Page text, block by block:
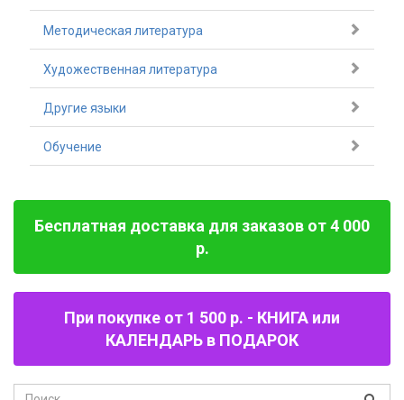
Методическая литература
Художественная литература
Другие языки
Обучение
Бесплатная доставка для заказов от 4 000
р.
При покупке от 1 500 р. - КНИГА или
КАЛЕНДАРЬ в ПОДАРОК